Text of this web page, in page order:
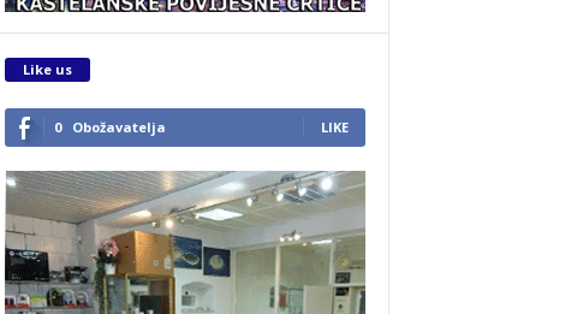
Like us
0 Obožavatelja LIKE